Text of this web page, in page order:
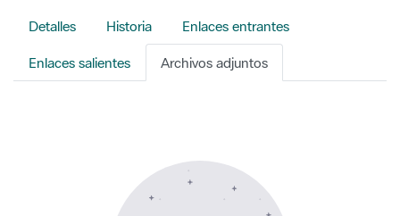
Detalles Historia Enlaces entrantes
Enlaces salientes Archivos adjuntos